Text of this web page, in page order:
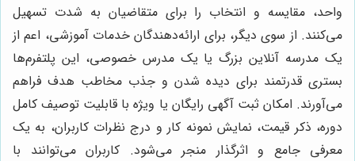
واحد، مقایسه و انتخاب را برای متقاضیان به شدت تسهیل
می‌کنند. از سوی دیگر، برای ارائه‌دهندگان خدمات آموزشی، اعم از
یک مدرسه آنلاین بزرگ یا یک مدرس خصوصی، این پلتفرم‌ها
بستری قدرتمند برای دیده شدن و جذب مخاطب هدف فراهم
می‌آورند. امکان ثبت آگهی رایگان یا ویژه با قابلیت توصیف کامل
دوره، ذکر قیمت، نمایش نمونه کار و درج نظرات کاربران، به یک
معرفی جامع و اثرگذار منجر می‌شود. کاربران می‌توانند با